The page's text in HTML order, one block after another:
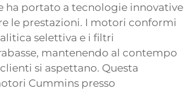
ha portato a tecnologie innovative
le prestazioni. I motori conformi
selettiva e i filtri
mantenendo al contempo
si aspettano. Questa
Cummins presso